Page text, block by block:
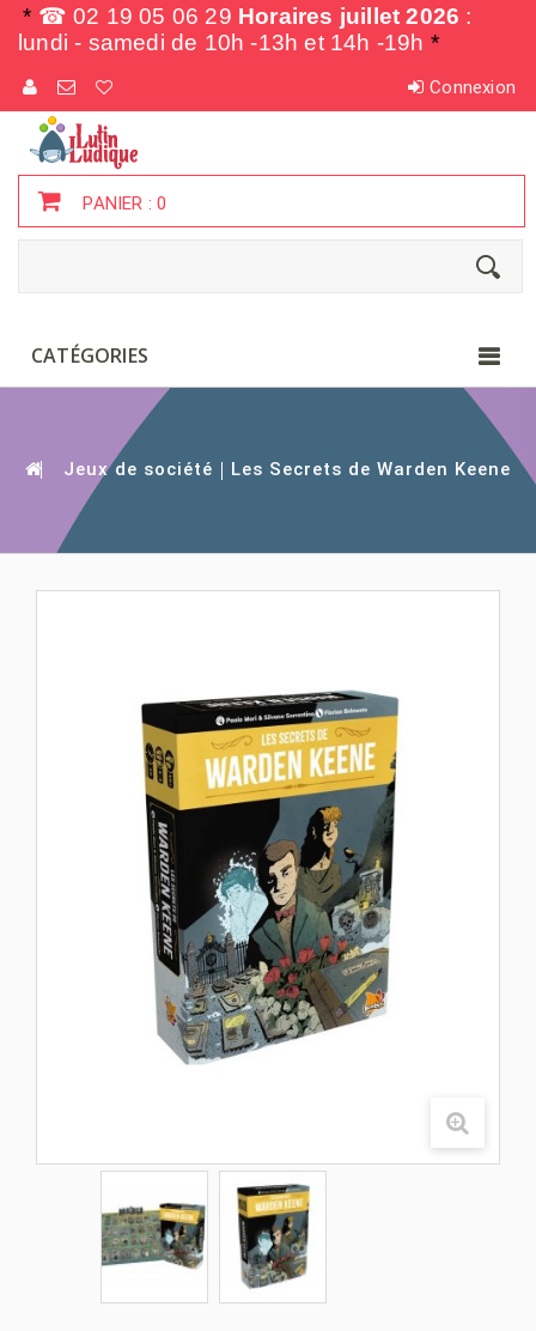
* ☎ 02 19 05 06 29 Horaires juillet 2026 :
lundi - samedi de 10h -13h et 14h -19h *
Connexion
PANIER :0
CATÉGORIES
Jeux de société Les Secrets de Warden Keene